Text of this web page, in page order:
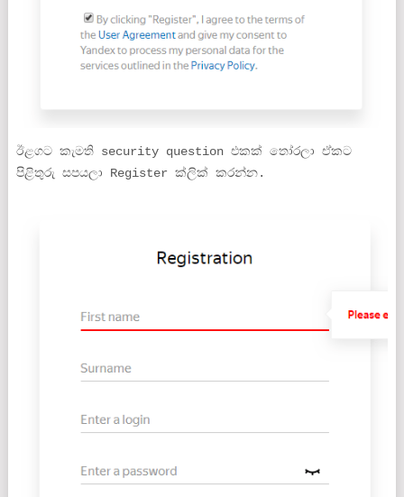
ඊළගට කැමති security question එකක් තෝරලා ඒකට
පිළිතුරු සපයලා Register ක්ලික් කරන්න.